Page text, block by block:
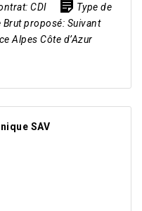
CDI
Type de
Brut proposé: Suivant
Alpes Côte d’Azur
SAV